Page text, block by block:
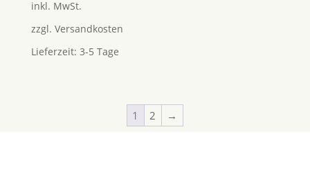
von 5
inkl. MwSt.
zzgl. Versandkosten
Lieferzeit: 3-5 Tage
1 2 →